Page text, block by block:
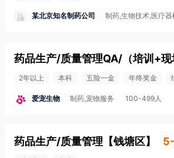
某北京知名制药公司 制药,生物技术,医疗器
药品生产/质量管理QA/（培训+现
2年以上 本科 五险一金 年终奖金
爱宠生物 制药,宠物服务 100-499人
药品生产/质量管理 【钱塘区】